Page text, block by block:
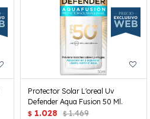
Protector Solar L'oreal Uv
Defender Aqua Fusion 50 Ml.
$ 1.028 $ 1.469